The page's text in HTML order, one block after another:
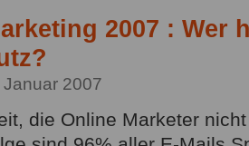
2007 : Wer
2007
die Online Marketer